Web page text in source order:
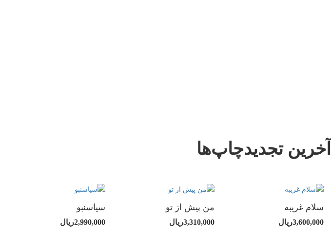
آخرین تجدیدچاپ‌ها
سلام غریبه
3,600,000ریال
من پیش از تو
3,310,000ریال
سیاسنبو
2,990,000ریال